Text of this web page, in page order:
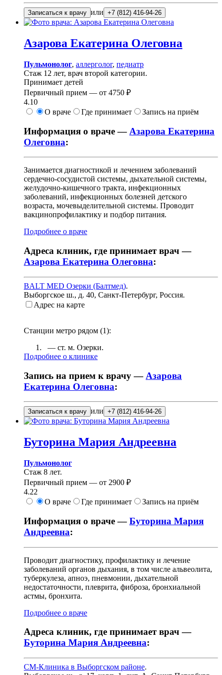
Записаться к врачу или +7 (812) 416-94-26
Азарова Екатерина Олеговна
Пульмонолог, аллерголог, педиатр
Стаж 12 лет, врач второй категории.
Принимает детей
Первичный прием — от 4750 ₽
4.10
О враче
Где принимает Запись на приём
Информация о враче — Азарова Екатерина
Олеговна:
Занимается диагностикой и лечением заболеваний
сердечно-сосудистой системы, дыхательной системы,
желудочно-кишечного тракта, инфекционных
заболеваний, инфекционных болезней детского
возраста, мочевыделительной системы. Проводит
вакцинопрофилактику и подбор питания.
Подробнее о враче
Адреса клиник, где принимает врач —
Азарова Екатерина Олеговна:
BALT MED Озерки (Балтмед).
Выборгское ш., д. 40, Санкт-Петербург, Россия.
Адрес на карте
Станции метро рядом (1):
— ст. м. Озерки.
Подробнее о клинике
Запись на прием к врачу — Азарова
Екатерина Олеговна:
Записаться к врачу или +7 (812) 416-94-26
Буторина Мария Андреевна
Пульмонолог
Стаж 8 лет.
Первичный прием — от 2900 ₽
4.22
О враче
Где принимает Запись на приём
Информация о враче —Буторина Мария
Андреевна:
Проводит диагностику, профилактику и лечение
заболеваний органов дыхания, в том числе альвеолита,
туберкулеза, апноэ, пневмонии, дыхательной
недостаточности, плеврита, фиброза, бронхиальной
астмы, бронхита.
Подробнее о враче
Адреса клиник, где принимает врач —
Буторина Мария Андреевна:
СМ-Клиника в Выборгском районе.